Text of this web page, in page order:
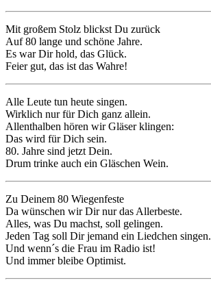
Mit großem Stolz blickst Du zurück
Auf 80 lange und schöne Jahre.
Es war Dir hold, das Glück.
Feier gut, das ist das Wahre!
Alle Leute tun heute singen.
Wirklich nur für Dich ganz allein.
Allenthalben hören wir Gläser klingen:
Das wird für Dich sein.
80. Jahre sind jetzt Dein.
Drum trinke auch ein Gläschen Wein.
Zu Deinem 80 Wiegenfeste
Da wünschen wir Dir nur das Allerbeste.
Alles, was Du machst, soll gelingen.
Jeden Tag soll Dir jemand ein Liedchen singen.
Und wenn´s die Frau im Radio ist!
Und immer bleibe Optimist.